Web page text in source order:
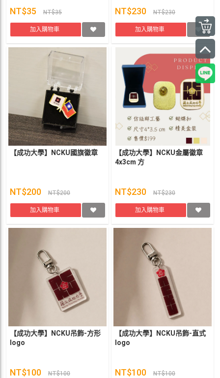
NT$35 NT$35
加入購物車
NT$230 NT$230
加入購物車
【成功大學】NCKU國旗徽章
NT$200 NT$200
加入購物車
【成功大學】NCKU金屬徽章
4x3cm 方
NT$230 NT$230
加入購物車
【成功大學】NCKU吊飾-方形
logo
NT$100 NT$100
【成功大學】NCKU吊飾-直式
logo
NT$100 NT$100